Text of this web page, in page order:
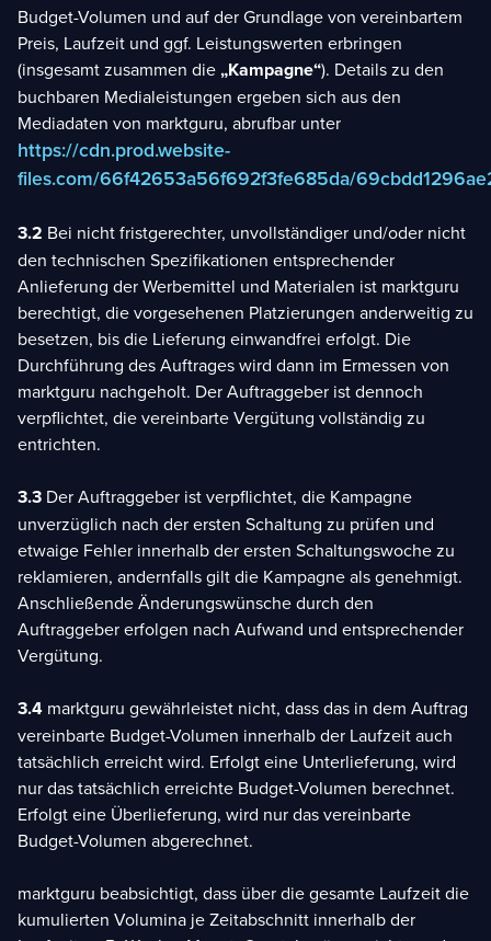
Budget-Volumen und auf der Grundlage von vereinbartem
Preis, Laufzeit und ggf. Leistungswerten erbringen
(insgesamt zusammen die„Kampagne“). Details zu den
buchbaren Medialeistungen ergeben sich aus den
Mediadaten von marktguru, abrufbar unter
https://cdn.prod.website-
files.com/66f42653a56f692f3fe685da/
3.2 Bei nicht fristgerechter, unvollständiger und/oder nicht
den technischen Spezifikationen entsprechender
Anlieferung der Werbemittel und Materialen ist marktguru
berechtigt, die vorgesehenen Platzierungen anderweitig zu
besetzen, bis die Lieferung einwandfrei erfolgt. Die
Durchführung des Auftrages wird dann im Ermessen von
marktguru nachgeholt. Der Auftraggeber ist dennoch
verpflichtet, die vereinbarte Vergütung vollständig zu
entrichten.
3.3 Der Auftraggeber ist verpflichtet, die Kampagne
unverzüglich nach der ersten Schaltung zu prüfen und
etwaige Fehler innerhalb der ersten Schaltungswoche zu
reklamieren, andernfalls gilt die Kampagne als genehmigt.
Anschließende Änderungswünsche durch den
Auftraggeber erfolgen nach Aufwand und entsprechender
Vergütung.
3.4 marktguru gewährleistet nicht, dass das in dem Auftrag
vereinbarte Budget-Volumen innerhalb der Laufzeit auch
tatsächlich erreicht wird. Erfolgt eine Unterlieferung, wird
nur das tatsächlich erreichte Budget-Volumen berechnet.
Erfolgt eine Überlieferung, wird nur das vereinbarte
Budget-Volumen abgerechnet.
marktguru beabsichtigt, dass über die gesamte Laufzeit die
kumulierten Volumina je Zeitabschnitt innerhalb der